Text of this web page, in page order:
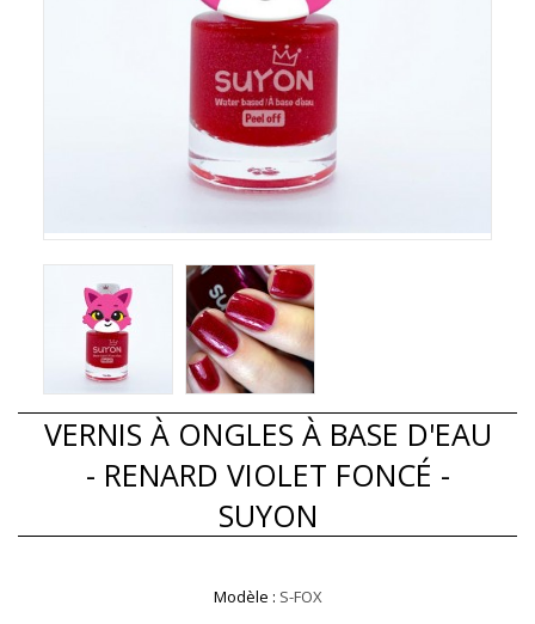
VERNIS À ONGLES À BASE D'EAU
- RENARD VIOLET FONCÉ -
SUYON
Modèle : S-FOX